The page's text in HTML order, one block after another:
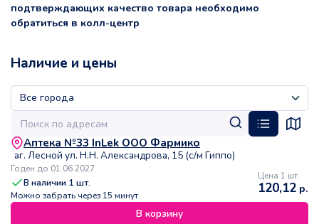
подтверждающих качество товара необходимо
обратиться в колл-центр
Наличие и цены
Аптека №33 InLek ООО Фармико
аг. Лесной ул. Н.Н. Александрова, 15 (с/м Гиппо)
Годен до 01.06.2027
В наличии 1 шт.
Можно забрать через 15 минут
Цена 1 шт.
120,12 р.
В корзину